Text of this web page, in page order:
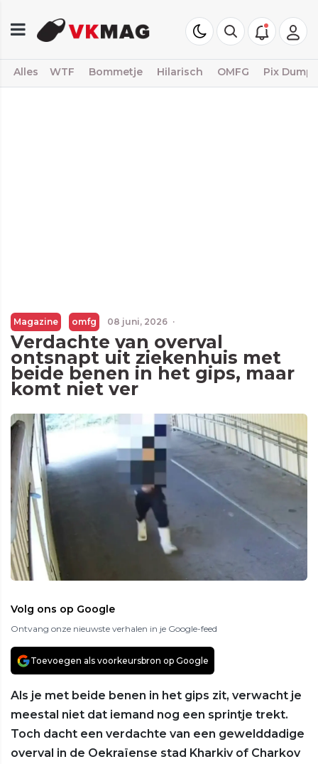
Alles WTF Bommetje Hilarisch OMFG Pix Dump
Magazine omfg 08 juni, 2026 ·
Verdachte van overval
ontsnapt uit ziekenhuis met
beide benen in het gips, maar
komt niet ver
Volg ons op Google
Ontvang onze nieuwste verhalen in je Google-feed
Toevoegen als voorkeursbron op Google
Als je met beide benen in het gips zit, verwacht je
meestal niet dat iemand nog een sprintje trekt.
Toch dacht een verdachte van een gewelddadige
overval in de Oekraïense stad Kharkiv of Charkov